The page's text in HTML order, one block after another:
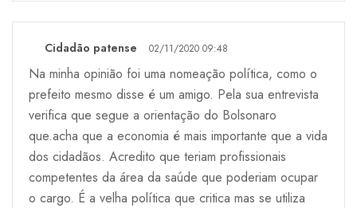
Cidadão patense 02/11/2020 09:48
Na minha opinião foi uma nomeação política, como o
prefeito mesmo disse é um amigo. Pela sua entrevista
verifica que segue a orientação do Bolsonaro
que.acha que a economia é mais importante que a vida
dos cidadãos. Acredito que teriam profissionais
competentes da área da saúde que poderiam ocupar
o cargo. É a velha política que critica mas se utiliza